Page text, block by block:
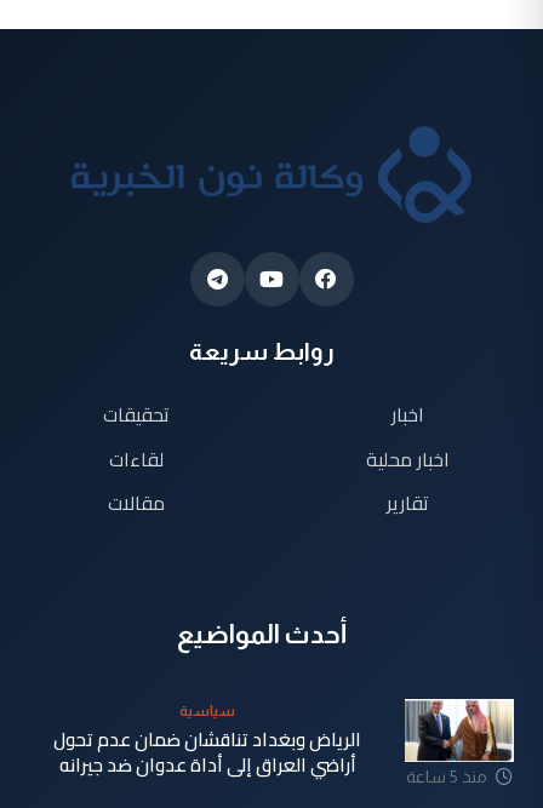
روابط سريعة
اخبار
اخبار محلية
تقارير
تحقيقات
لقاءات
مقالات
أحدث المواضيع
منذ 5 ساعة
سياسية
الرياض وبغداد تناقشان ضمان عدم تحول
أراضي العراق إلى أداة عدوان ضد جيرانه